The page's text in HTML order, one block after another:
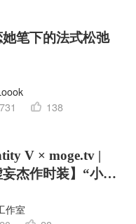
笔下的法式松弛
138
V × moge.tv |
妄杰作时装】“小女
作室